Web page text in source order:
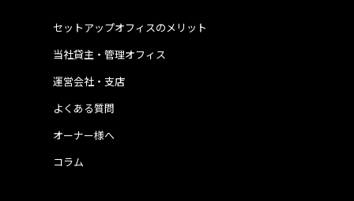
運営会社・支店
よくある質問
当社貸主・管理オフィス
オーナー様へ
コラム
セットアップオフィスのメリット